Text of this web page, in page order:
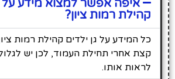
איפה אפשר למצוא מידע על
קהילת רמות ציון?
כל המידע על גן ילדים קהילת רמות
קצת אחרי תחילת העמוד, לכן יש
לראות אותו.